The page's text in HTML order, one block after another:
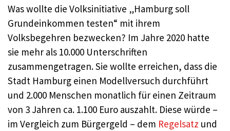
Was wollte die Volksinitiative „Hamburg soll
Grundeinkommen testen“ mit ihrem
Volksbegehren bezwecken? Im Jahre 2020 hatte
sie mehr als 10.000 Unterschriften
zusammengetragen. Sie wollte erreichen, dass die
Stadt Hamburg einen Modellversuch durchführt
und 2.000 Menschen monatlich für einen Zeitraum
von 3 Jahren ca. 1.100 Euro auszahlt. Diese würde –
im Vergleich zum Bürgergeld – dem Regelsatz und